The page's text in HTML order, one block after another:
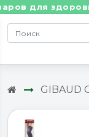
здоровья
GIBAUD